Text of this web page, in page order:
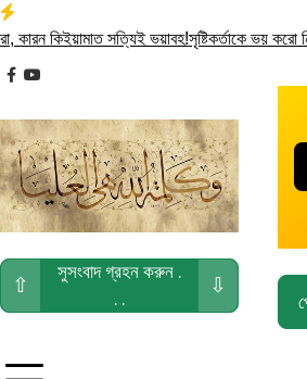
Skip
to
content
কিইয়ামাত সত্যিই ভয়াবহ!সৃষ্টিকর্তাকে ভয় করো
facebook
youtube
⇧
সুসংবাদ গ্রহন করুন .
. .
⇩